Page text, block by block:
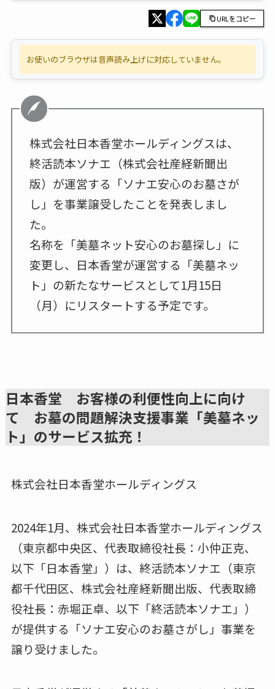
URLをコピー
お使いのブラウザは音声読み上げに対応していません。
株式会社日本香堂ホールディングスは、
終活読本ソナエ（株式会社産経新聞出
版）が運営する「ソナエ安心のお墓さが
し」を事業譲受したことを発表しまし
た。
名称を「美墓ネット安心のお墓探し」に
変更し、日本香堂が運営する「美墓ネッ
ト」の新たなサービスとして1月15日
（月）にリスタートする予定です。
日本香堂 お客様の利便性向上に向け
て お墓の問題解決支援事業「美墓ネッ
ト」のサービス拡充！
株式会社日本香堂ホールディングス
2024年1⽉、株式会社日本香堂ホールディングス
（東京都中央区、代表取締役社長：小仲正克、
以下「日本香堂」）は、終活読本ソナエ（東京
都千代田区、株式会社産経新聞出版、代表取締
役社長：赤堀正卓、以下「終活読本ソナエ」）
が提供する「ソナエ安心のお墓さがし」事業を
譲り受けました。